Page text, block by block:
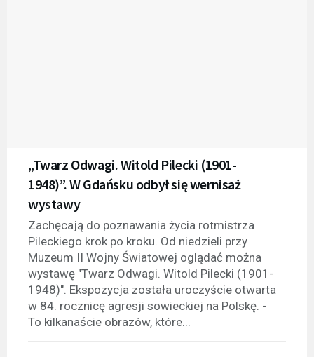
„Twarz Odwagi. Witold Pilecki (1901-
1948)”. W Gdańsku odbył się wernisaż
wystawy
Zachęcają do poznawania życia rotmistrza
Pileckiego krok po kroku. Od niedzieli przy
Muzeum II Wojny Światowej oglądać można
wystawę "Twarz Odwagi. Witold Pilecki (1901-
1948)". Ekspozycja została uroczyście otwarta
w 84. rocznicę agresji sowieckiej na Polskę. -
To kilkanaście obrazów, które...